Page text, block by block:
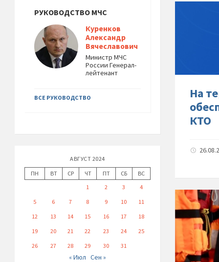
На
КТО
РУКОВОДСТВО МЧС
Куренков
Александр
Вячеславович
Министр МЧС
России Генерал-
лейтенант
ВСЕ РУКОВОДСТВО
АВГУСТ 2024
ПН
ВТ СР ЧТ ПТ СБ
ВС
1
2 3
4
5
6 7 8 9 10
11
12
13 14 15 16 17
18
19
20 21 22 23 24
25
26
27 28 29 30 31
« Июл Сен »